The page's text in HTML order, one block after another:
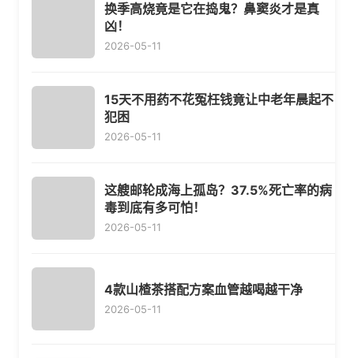
换季高烧竟是它在捣鬼？鼻窦炎才是真
凶！
2026-05-11
15天不用药不花冤枉钱竟让中老年晨起不
犯困
2026-05-11
这艘邮轮成海上孤岛？37.5%死亡率的病
毒到底有多可怕！
2026-05-11
4款山楂茶搭配方案血管越喝越干净
2026-05-11